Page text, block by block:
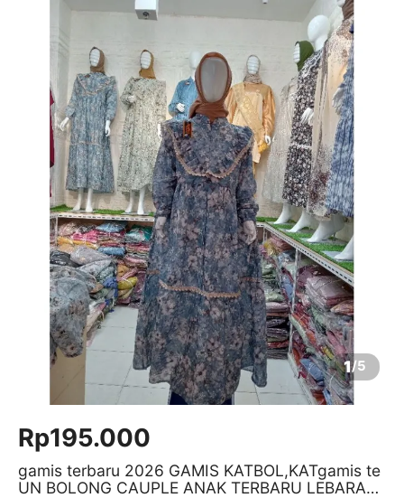
1/5
Rp195.000
gamis terbaru 2026 GAMIS KATBOL,KATgamis te
UN BOLONG CAUPLE ANAK TERBARU LEBARAN